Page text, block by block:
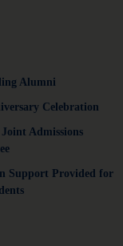
Alumni
Celebration
Joint Admissions
Support Provided for